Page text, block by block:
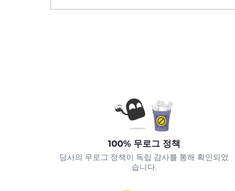
100% 무로그 정책
당사의 무로그 정책이 독립 감사를 통해 확인되었
습니다.